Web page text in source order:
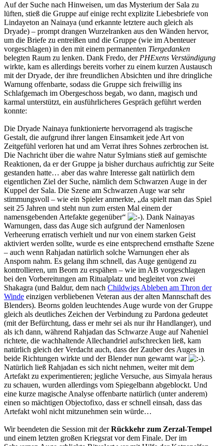
Auf der Suche nach Hinweisen, um das Mysterium der Sala zu
lüften, stieß die Gruppe auf einige recht explizite Liebesbriefe von
Lindayeton an Nainaya (und erkannte letztere auch gleich als
Dryade) – prompt drangen Wurzelranken aus den Wänden hervor,
um die Briefe zu entreißen und die Gruppe (wie im Abenteuer
vorgeschlagen) in den mit einem permanenten Tiergedanken
belegten Raum zu lenken. Dank Fredo, der PHExens Verständigung
wirkte, kam es allerdings bereits vorher zu einem kurzen Austausch
mit der Dryade, der ihre freundlichen Absichten und ihre dringliche
Warnung offenbarte, sodass die Gruppe sich freiwillig ins
Schlafgemach im Obergeschoss begab, wo dann, magisch und
karmal unterstützt, ein ausführlicheres Gespräch geführt werden
konnte:
Die Dryade Nainaya funktionierte hervorragend als tragische
Gestalt, die aufgrund ihrer langen Einsamkeit jede Art von
Zeitgefühl verloren hat und am Verrat ihres Sohnes zerbrochen ist.
Die Nachricht über die wahre Natur Sylmians stieß auf gemischte
Reaktionen, da er der Gruppe ja bisher durchaus aufrichtig zur Seite
gestanden hatte… aber das wahre Interesse galt natürlich dem
eigentlichen Ziel der Suche, nämlich dem Schwarzen Auge in der
Kuppel der Sala. Die Szene am Schwarzen Auge war sehr
stimmungsvoll – wie ein Spieler anmerkte, „da spielt man das Spiel
seit 25 Jahren und steht nun zum ersten Mal einem der
namensgebenden Artefakte gegenüber“
. Dank Nainayas
Warnungen, dass das Auge sich aufgrund der Namenlosen
Verheerung erratisch verhielt und nur von einem starken Geist
aktiviert werden sollte, wurde es eine entsprechend ernsthafte Szene
– auch wenn Rahjadan natürlich solche Warnungen eher als
Ansporn nahm. Es gelang ihm schnell, das Auge genügend zu
kontrollieren, um Beorn zu erspähen – wie im AB vorgeschlagen
bei den Vorbereitungen am Ritualplatz und begleitet von zwei
Shakagra (und Baldur, dem nach Childwigs Ableben am Thron der
Winde einzigen verbliebenen Veteran aus der alten Mannschaft des
Blenders). Beorns golden leuchtendes Auge wurde von der Gruppe
gleich als deutliches Zeichen der Verbindung zu Pardona gedeutet
(mit der Befürchtung, dass er mehr sei als nur ihr Handlanger), und
als ich dann, während Rahjadan das Schwarze Auge auf Naheniel
richtete, die wachhaltende Allechandriel aufschrecken ließ, kam
natürlich gleich der Verdacht auch, dass der Zauber des Auges in
beide Richtungen wirkte und der Blender nun gewarnt war
.
Natürlich ließ Rahjadan es sich nicht nehmen, weiter mit dem
Artefakt zu experimentieren; jegliche Versuche, aus Simyala heraus
zu schauen, wurden allerdings vom Spiegelbann abgeblockt. Und
eine kurze magische Analyse offenbarte natürlich (unter anderem)
einen so mächtigen Objectofixo, dass er schnell einsah, dass das
Artefakt wohl nicht mitzunehmen sein würde…
Wir beendeten die Session mit derRückkehr zum Zerzal-Tempel
und einem letzten großen Kriegsrat vor dem Finale. Der im